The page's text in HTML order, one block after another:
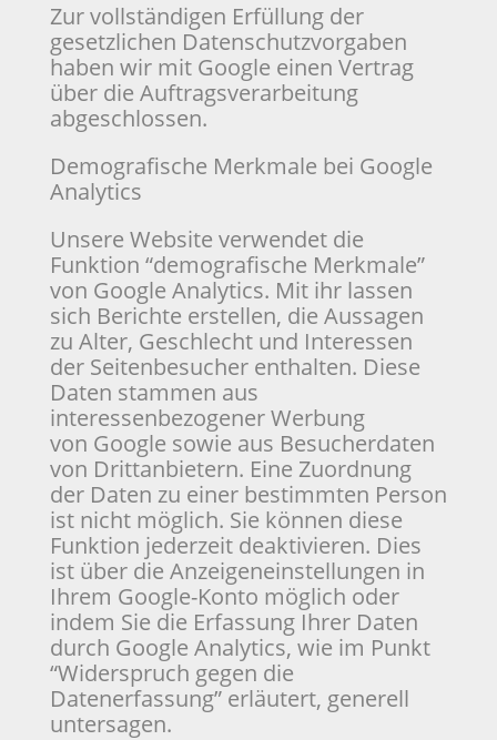
Zur vollständigen Erfüllung der
gesetzlichen Datenschutzvorgaben
haben wir mit Google einen Vertrag
über die Auftragsverarbeitung
abgeschlossen.
Demografische Merkmale bei Google
Analytics
Unsere Website verwendet die
Funktion “demografische Merkmale”
von Google Analytics. Mit ihr lassen
sich Berichte erstellen, die Aussagen
zu Alter, Geschlecht und Interessen
der Seitenbesucher enthalten. Diese
Daten stammen aus
interessenbezogener Werbung
von Google sowie aus Besucherdaten
von Drittanbietern. Eine Zuordnung
der Daten zu einer bestimmten Person
ist nicht möglich. Sie können diese
Funktion jederzeit deaktivieren. Dies
ist über die Anzeigeneinstellungen in
Ihrem Google-Konto möglich oder
indem Sie die Erfassung Ihrer Daten
durch Google Analytics, wie im Punkt
“Widerspruch gegen die
Datenerfassung” erläutert, generell
untersagen.